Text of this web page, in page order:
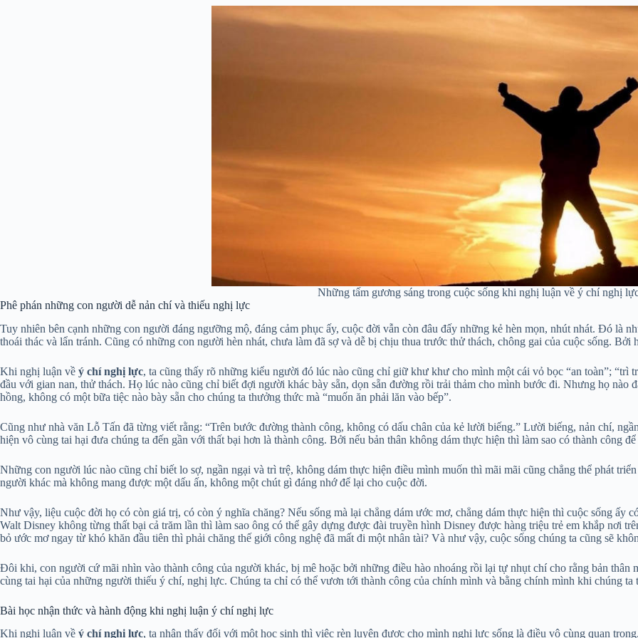
Những tấm gương sáng trong cuộc sống khi nghị luận về ý chí nghị
Phê phán những con người dễ nản chí và thiếu nghị lực
Tuy nhiên bên cạnh những con người đáng ngưỡng mộ, đáng cảm phục ấy, cuộc đời vẫn còn đâu đấy những kẻ hèn mọn, nhút nhát. Đó là
thoái thác và lẩn tránh. Cũng có những con người hèn nhát, chưa làm đã sợ và dễ bị chịu thua trước thử thách, chông gai của cuộc sống.
Khi nghị luận về ý chí nghị lực, ta cũng thấy rõ những kiểu người đó lúc nào cũng chỉ giữ khư khư cho mình một cái vỏ bọc “an toàn”; “trì
đầu với gian nan, thử thách. Họ lúc nào cũng chỉ biết đợi người khác bày sẵn, dọn sẵn đường rồi trải thảm cho mình bước đi. Nhưng họ nào
hồng, không có một bữa tiệc nào bày sẵn cho chúng ta thưởng thức mà “muốn ăn phải lăn vào bếp”.
Cũng như nhà văn Lỗ Tấn đã từng viết rằng: “Trên bước đường thành công, không có dấu chân của kẻ lười biếng.” Lười biếng, nản chí,
hiện vô cùng tai hại đưa chúng ta đến gần với thất bại hơn là thành công. Bởi nếu bản thân không dám thực hiện thì làm sao có thành công
Những con người lúc nào cũng chỉ biết lo sợ, ngần ngại và trì trệ, không dám thực hiện điều mình muốn thì mãi mãi cũng chẳng thể phát
người khác mà không mang được một dấu ấn, không một chút gì đáng nhớ để lại cho cuộc đời.
Như vậy, liệu cuộc đời họ có còn giá trị, có còn ý nghĩa chăng? Nếu sống mà lại chẳng dám ước mơ, chẳng dám thực hiện thì cuộc sống
Walt Disney không từng thất bại cả trăm lần thì làm sao ông có thể gây dựng được đài truyền hình Disney được hàng triệu trẻ em khắp nơi
bỏ ước mơ ngay từ khó khăn đầu tiên thì phải chăng thế giới công nghệ đã mất đi một nhân tài? Và như vậy, cuộc sống chúng ta cũng sẽ
Đôi khi, con người cứ mãi nhìn vào thành công của người khác, bị mê hoặc bởi những điều hào nhoáng rồi lại tự nhụt chí cho rằng bản
cùng tai hại của những người thiếu ý chí, nghị lực. Chúng ta chỉ có thể vươn tới thành công của chính mình và bằng chính mình khi chúng ta
Bài học nhận thức và hành động khi nghị luận ý chí nghị lực
Khi nghị luận về ý chí nghị lực, ta nhận thấy đối với một học sinh thì việc rèn luyện được cho mình nghị lực sống là điều vô cùng quan